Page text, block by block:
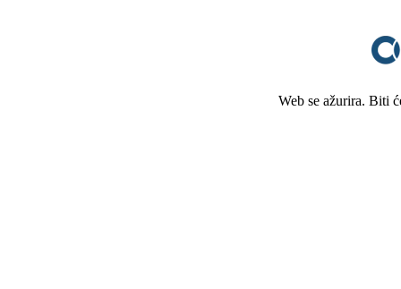
Web se ažurira. Biti